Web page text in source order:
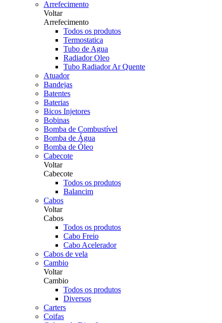
Arrefecimento
Voltar
Arrefecimento
Todos os produtos
Termostatica
Tubo de Agua
Radiador Oleo
Tubo Radiador Ar Quente
Atuador
Bandejas
Batentes
Baterias
Bicos Injetores
Bobinas
Bomba de Combustível
Bomba de Água
Bomba de Óleo
Cabecote
Voltar
Cabecote
Todos os produtos
Balancim
Cabos
Voltar
Cabos
Todos os produtos
Cabo Freio
Cabo Acelerador
Cabos de vela
Cambio
Voltar
Cambio
Todos os produtos
Diversos
Carters
Coifas